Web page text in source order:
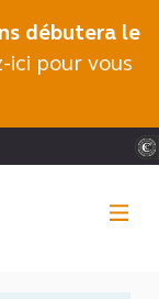
débutera le
ici pour vous